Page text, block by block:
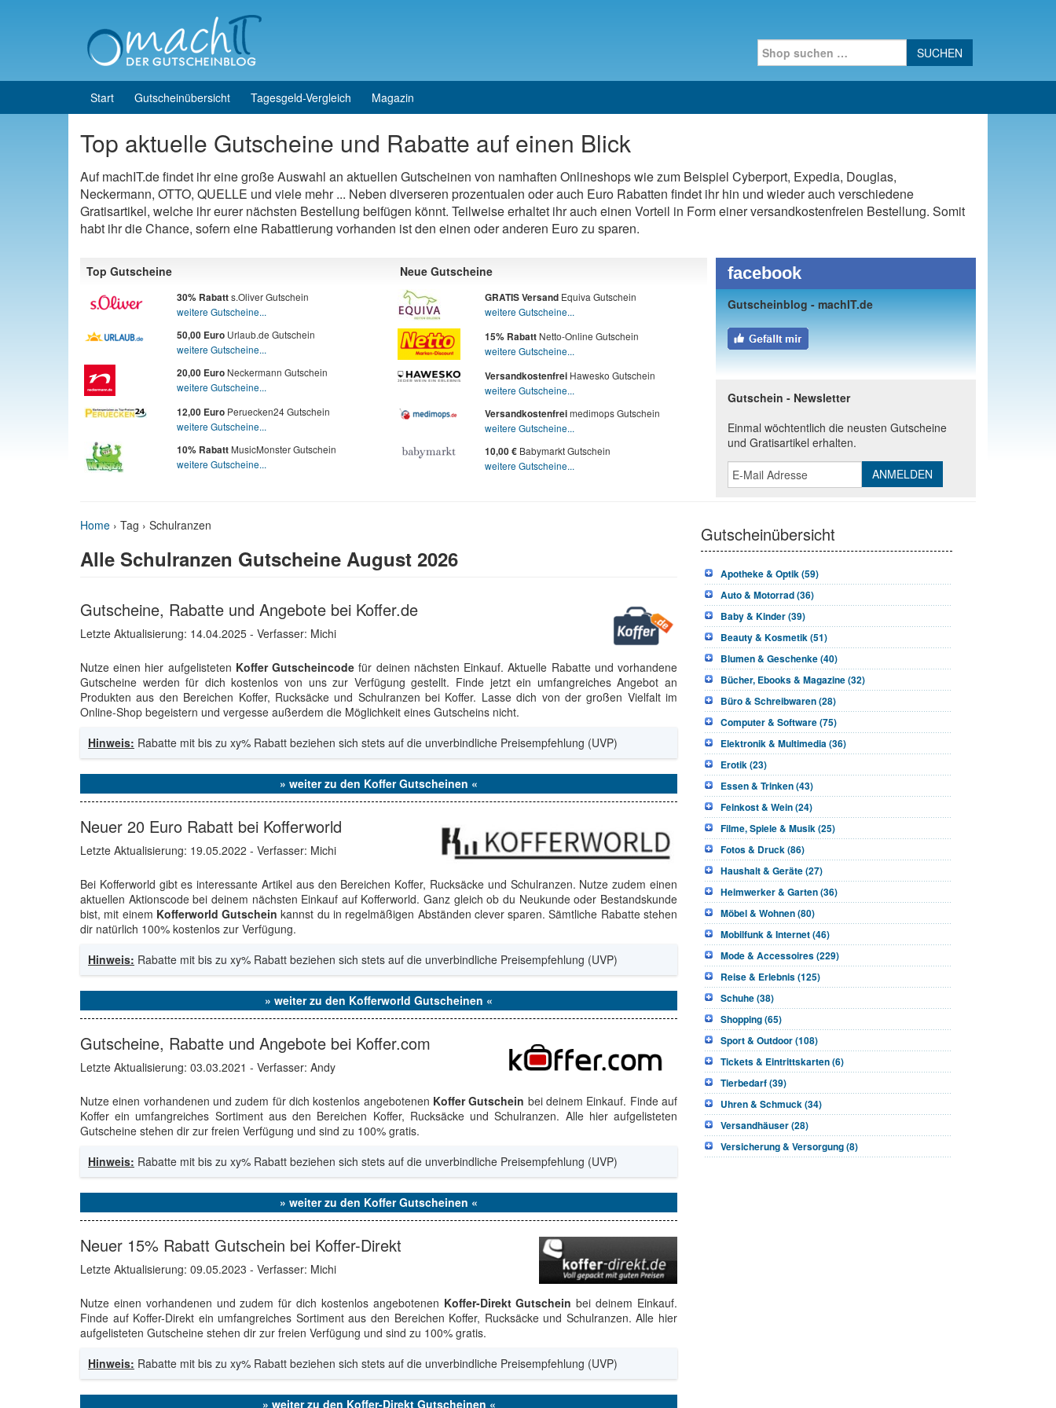
Search for:
Start Gutscheinübersicht Tagesgeld-Vergleich Magazin
Top aktuelle Gutscheine und Rabatte auf einen Blick
Auf machIT.de findet ihr eine große Auswahl an aktuellen Gutscheinen von namhaften Onlineshops wie zum Beispiel Cyberport, Expedia, Douglas,
Neckermann, OTTO, QUELLE und viele mehr ... Neben diverseren prozentualen oder auch Euro Rabatten findet ihr hin und wieder auch verschiedene
Gratisartikel, welche ihr eurer nächsten Bestellung beifügen könnt. Teilweise erhaltet ihr auch einen Vorteil in Form einer versandkostenfreien Bestellung. Somit
habt ihr die Chance, sofern eine Rabattierung vorhanden ist den einen oder anderen Euro zu sparen.
Top Gutscheine
30% Rabatts.Oliver Gutschein
weitere Gutscheine...
50,00 Euro Urlaub.de Gutschein
weitere Gutscheine...
20,00 Euro Neckermann Gutschein
weitere Gutscheine...
12,00 Euro Peruecken24 Gutschein
weitere Gutscheine...
10% Rabatt MusicMonster Gutschein
weitere Gutscheine...
Neue Gutscheine
GRATIS Versand Equiva Gutschein
weitere Gutscheine...
15% Rabatt Netto-Online Gutschein
weitere Gutscheine...
Versandkostenfrei Hawesko Gutschein
weitere Gutscheine...
Versandkostenfreimedimops Gutschein
weitere Gutscheine...
10,00 € Babymarkt Gutschein
weitere Gutscheine...
facebook
Gutscheinblog - machIT.de
Gutschein - Newsletter
Einmal wöchtentlich die neusten Gutscheine
und Gratisartikel erhalten.
Home › Tag › Schulranzen
Alle Schulranzen Gutscheine August 2026
Gutscheine, Rabatte und Angebote bei Koffer.de
Letzte Aktualisierung: 14.04.2025 - Verfasser: Michi
Nutze einen hier aufgelisteten Koffer Gutscheincode für deinen nächsten Einkauf. Aktuelle Rabatte und vorhandene
Gutscheine werden für dich kostenlos von uns zur Verfügung gestellt. Finde jetzt ein umfangreiches Angebot an
Produkten aus den Bereichen Koffer, Rucksäcke und Schulranzen bei Koffer. Lasse dich von der großen Vielfalt im
Online-Shop begeistern und vergesse außerdem die Möglichkeit eines Gutscheins nicht.
Hinweis: Rabatte mit bis zu xy% Rabatt beziehen sich stets auf die unverbindliche Preisempfehlung (UVP)
» weiter zu den Koffer Gutscheinen «
Neuer 20 Euro Rabatt bei Kofferworld
Letzte Aktualisierung: 19.05.2022 - Verfasser: Michi
Bei Kofferworld gibt es interessante Artikel aus den Bereichen Koffer, Rucksäcke und Schulranzen. Nutze zudem einen
aktuellen Aktionscode bei deinem nächsten Einkauf auf Kofferworld. Ganz gleich ob du Neukunde oder Bestandskunde
bist, mit einem Kofferworld Gutschein kannst du in regelmäßigen Abständen clever sparen. Sämtliche Rabatte stehen
dir natürlich 100% kostenlos zur Verfügung.
Hinweis: Rabatte mit bis zu xy% Rabatt beziehen sich stets auf die unverbindliche Preisempfehlung (UVP)
» weiter zu den Kofferworld Gutscheinen «
Gutscheine, Rabatte und Angebote bei Koffer.com
Letzte Aktualisierung: 03.03.2021 - Verfasser: Andy
Nutze einen vorhandenen und zudem für dich kostenlos angebotenen Koffer Gutschein bei deinem Einkauf. Finde auf
Koffer ein umfangreiches Sortiment aus den Bereichen Koffer, Rucksäcke und Schulranzen. Alle hier aufgelisteten
Gutscheine stehen dir zur freien Verfügung und sind zu 100% gratis.
Hinweis: Rabatte mit bis zu xy% Rabatt beziehen sich stets auf die unverbindliche Preisempfehlung (UVP)
» weiter zu den Koffer Gutscheinen «
Neuer 15% Rabatt Gutschein bei Koffer-Direkt
Letzte Aktualisierung: 09.05.2023 - Verfasser: Michi
Nutze einen vorhandenen und zudem für dich kostenlos angebotenen Koffer-Direkt Gutschein bei deinem Einkauf.
Finde auf Koffer-Direkt ein umfangreiches Sortiment aus den Bereichen Koffer, Rucksäcke und Schulranzen. Alle hier
aufgelisteten Gutscheine stehen dir zur freien Verfügung und sind zu 100% gratis.
Hinweis: Rabatte mit bis zu xy% Rabatt beziehen sich stets auf die unverbindliche Preisempfehlung (UVP)
» weiter zu den Koffer-Direkt Gutscheinen «
Gutscheinübersicht
Apotheke & Optik (59)
Auto & Motorrad (36)
Baby & Kinder (39)
Beauty & Kosmetik (51)
Blumen & Geschenke (40)
Bücher, Ebooks & Magazine (32)
Büro & Schreibwaren (28)
Computer & Software (75)
Elektronik & Multimedia (36)
Erotik (23)
Essen & Trinken (43)
Feinkost & Wein (24)
Filme, Spiele & Musik (25)
Fotos & Druck (86)
Haushalt & Geräte (27)
Heimwerker & Garten (36)
Möbel & Wohnen (80)
Mobilfunk & Internet (46)
Mode & Accessoires (229)
Reise & Erlebnis (125)
Schuhe (38)
Shopping (65)
Sport & Outdoor (108)
Tickets & Eintrittskarten (6)
Tierbedarf (39)
Uhren & Schmuck (34)
Versandhäuser (28)
Versicherung & Versorgung (8)